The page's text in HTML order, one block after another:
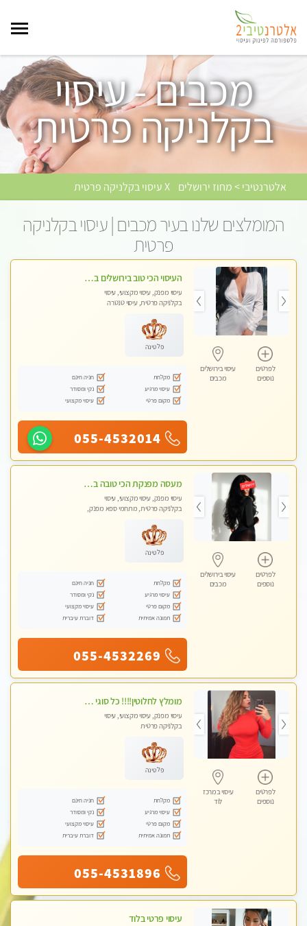
מכבים - עיסוי
בקלניקה פרטית
אלטרנטיבי > מחוז ירושלים X עיסוי בקלניקה פרטית
המומלצים שלנו בעיר מכבים | עיסוי בקלניקה
פרטית
לפרטים
נוספים
עיסוי בירושלים
מכבים
העיסוי הכי טוב בירושלים במרכז ירושלים GREEN -SPA מפנק מקצועי ומשחרר
עיסוי מפנק, עיסוי מקצועי, עיסוי
בקלניקה פרטית, עיסוי טנטרה
פלטינה
מקלחת
חניה חינם
עיסוי מרגיע
נקי ומסודר
מקום פרטי
עיסוי מקצועי
055-4532014
לפרטים
נוספים
עיסוי בירושלים
מכבים
מעסה מפנקת הכי טובה בעיר במרכז העיר כל סוגי העיסויים מעסה מקצועית ואיכותית פרטי!!!מומלץ לחלוטין!!
עיסוי מפנק, עיסוי מקצועי, עיסוי
בקלניקה פרטית, מתחמי ספא מפנק,
פלטינה
מקלחת
חניה חינם
עיסוי מרגיע
נקי ומסודר
מקום פרטי
עיסוי מקצועי
תמונה אמיתית
דוברת עיברית
055-4532269
לפרטים
נוספים
עיסוי במרכז
לוד
מומלץ לחלוטין!!!! כל סוגי העיסויים מעסה מקצועית ואיכותית פרטי!!!
עיסוי מפנק, עיסוי מקצועי, עיסוי
בקלניקה פרטית
פלטינה
מקלחת
חניה חינם
עיסוי מרגיע
נקי ומסודר
מקום פרטי
עיסוי מקצועי
תמונה אמיתית
דוברת עיברית
055-4531896
עיסוי פרטי בלוד